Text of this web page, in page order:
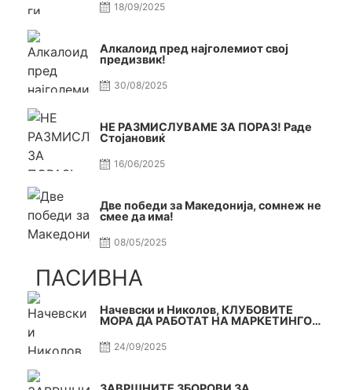
18/09/2025
Алкалоид пред најголемиот свој
предизвик!
30/08/2025
НЕ РАЗМИСЛУВАМЕ ЗА ПОРАЗ! Раде
Стојановиќ
16/06/2025
Две победи за Македонија, сомнеж не
смее да има!
08/05/2025
ПАСИВНА
Начевски и Николов, КЛУБОВИТЕ
МОРА ДА РАБОТАТ НА МАРКЕТИНГОТ,
24/09/2025